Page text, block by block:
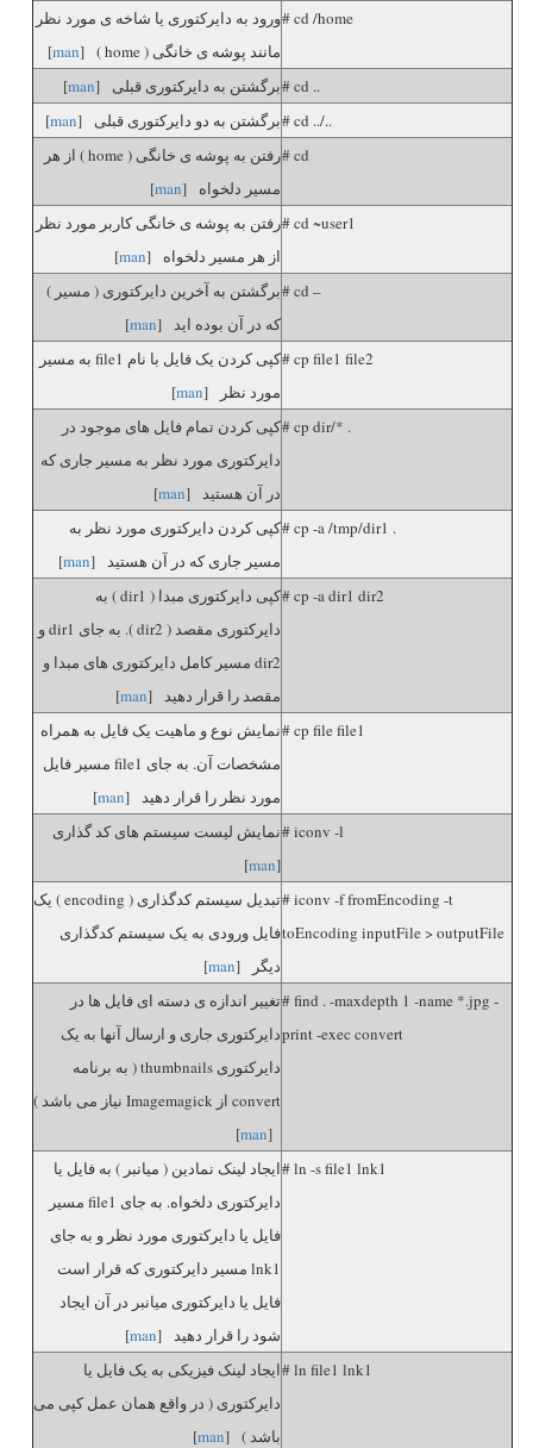
# cd /homeورود به دایرکتوری یا شاخه ی مورد نظر
مانند پوشه ی خانگی ( home ) [
man
]
# cd ..برگشتن به دایرکتوری قبلی [man
]
# cd ../..برگشتن به دو دایرکتوری قبلی [man
]
# cd
رفتن به پوشه ی خانگی ( home ) از هر
مسیر دلخواه [man
]
# cd ~user1رفتن به پوشه ی خانگی کاربر مورد نظر
از هر مسیر دلخواه [man
]
# cd –برگشتن به آخرین دایرکتوری ( مسیر )
که در آن بوده اید [man
]
# cp file1 file2
کپی کردن یک فایل با نام file1 به مسیر
مورد نظر [man
]
# cp dir/* .کپی کردن تمام فایل های موجود در
دایرکتوری مورد نظر به مسیر جاری که
در آن هستید [man
]
# cp -a /tmp/dir1 .کپی کردن دایرکتوری مورد نظر به
مسیر جاری که در آن هستید [man
]
# cp -a dir1 dir2
کپی دایرکتوری مبدا ( dir1 ) به
دایرکتوری مقصد ( dir2 ). به جای dir1 و
dir2 مسیر کامل دایرکتوری های مبدا و
مقصد را قرار دهید [man
]
# cp file file1نمایش نوع و ماهیت یک فایل به همراه
مشخصات آن. به جای file1 مسیر فایل
مورد نظر را قرار دهید [man
]
# iconv -lنمایش لیست سیستم های کد گذاری
[
man
]
# iconv -f fromEncoding -t
toEncoding inputFile > outputFile
تبدیل سیستم کدگذاری ( encoding ) یک
فایل ورودی به یک سیستم کدگذاری
دیگر [man
]
# find . -maxdepth 1 -name *.jpg -
print -exec convert
تغییر اندازه ی دسته ای فایل ها در
دایرکتوری جاری و ارسال آنها به یک
دایرکتوری thumbnails ( به برنامه
convert از Imagemagick نیاز می باشد )
[
man
]
# ln -s file1 lnk1ایجاد لینک نمادین ( میانبر ) به فایل یا
دایرکتوری دلخواه. به جای file1 مسیر
فایل یا دایرکتوری مورد نظر و به جای
lnk1 مسیر دایرکتوری که قرار است
فایل یا دایرکتوری میانبر در آن ایجاد
شود را قرار دهید [man
]
# ln file1 lnk1ایجاد لینک فیزیکی به یک فایل یا
دایرکتوری ( در واقع همان عمل کپی می
باشد ) [man
]